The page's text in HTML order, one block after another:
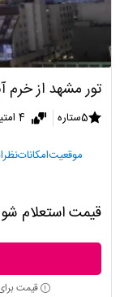
تور مشهد از خرم
5ستاره 4 امتیاز
موقعیتامکانات
قیمت استعلام
قیمت